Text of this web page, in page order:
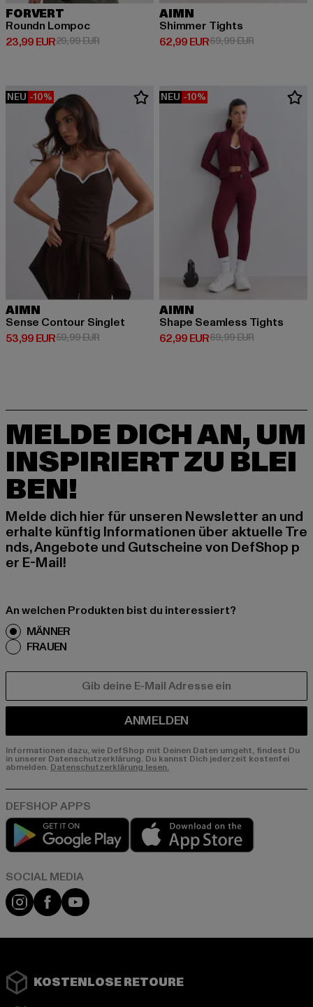
FORVERT
Roundn Lompoc
23,99 EUR
Derzeitiger Preis: 23,99 EUR
29,99 EURAktionspreis: 29,99 EUR
AIMN
Shimmer Tights
62,99 EUR
Derzeitiger Preis: 62,99 EUR
69,99 EURAktionspreis:
NEU -10%
AIMN
Sense Contour Singlet
53,99 EUR
Derzeitiger Preis: 53,99 EUR
59,99 EURAktionspreis: 59,99 EUR
NEU -10%
AIMN
Shape Seamless Tights
62,99 EUR
Derzeitiger Preis: 62,99 EUR
69,99 EURAktionspreis:
MELDE DICH AN, UM
INSPIRIERT ZU BLEI
BEN!
Melde dich hier für unseren Newsletter an und
erhalte künftig Informationen über aktuelle Tre
nds, Angebote und Gutscheine von DefShop p
er E-Mail!
An welchen Produkten bist du interessiert?
MÄNNER
FRAUEN
ANMELDEN
Informationen dazu, wie DefShop mit Deinen Daten umgeht, findest Du
in unserer Datenschutzerklärung. Du kannst Dich jederzeit kostenfei
abmelden. Datenschutzerklärung lesen.
Play market
Instagram
FacebookYouTube
KOSTENLOSE RETOURE